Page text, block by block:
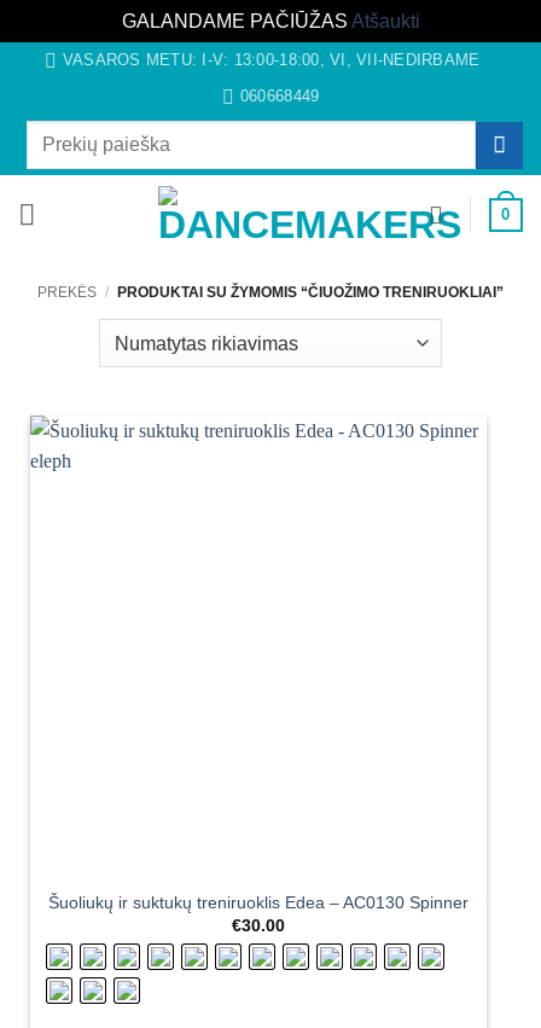
GALANDAME PAČIŪŽAS Atšaukti
content
VASAROS METU: I-V: 13:00-18:00, VI, VII-NEDIRBAME
060668449
Ieškoti:
0
PREKĖS / PRODUKTAI SU ŽYMOMIS “ČIUOŽIMO TRENIRUOKLIAI”
Šuoliukų ir suktukų treniruoklis Edea – AC0130 Spinner
€30.00